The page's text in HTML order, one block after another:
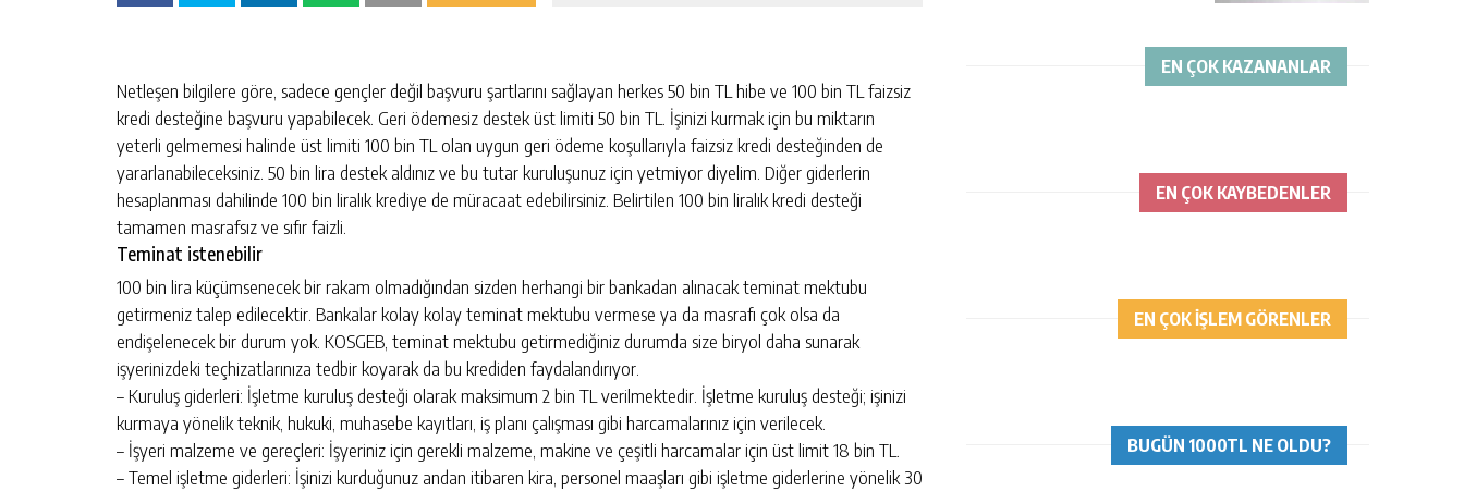
Netleşen bilgilere göre, sadece gençler değil başvuru şartlarını sağlayan herkes 50 bin TL hibe ve 100 bin TL faizsiz
kredi desteğine başvuru yapabilecek. Geri ödemesiz destek üst limiti 50 bin TL. İşinizi kurmak için bu miktarın
yeterli gelmemesi halinde üst limiti 100 bin TL olan uygun geri ödeme koşullarıyla faizsiz kredi desteğinden de
yararlanabileceksiniz. 50 bin lira destek aldınız ve bu tutar kuruluşunuz için yetmiyor diyelim. Diğer giderlerin
hesaplanması dahilinde 100 bin liralık krediye de müracaat edebilirsiniz. Belirtilen 100 bin liralık kredi desteği
tamamen masrafsız ve sıfır faizli.
Teminat istenebilir
100 bin lira küçümsenecek bir rakam olmadığından sizden herhangi bir bankadan alınacak teminat mektubu
getirmeniz talep edilecektir. Bankalar kolay kolay teminat mektubu vermese ya da masrafı çok olsa da
endişelenecek bir durum yok. KOSGEB, teminat mektubu getirmediğiniz durumda size biryol daha sunarak
işyerinizdeki teçhizatlarınıza tedbir koyarak da bu krediden faydalandırıyor.
– Kuruluş giderleri: İşletme kuruluş desteği olarak maksimum 2 bin TL verilmektedir. İşletme kuruluş desteği; işinizi
kurmaya yönelik teknik, hukuki, muhasebe kayıtları, iş planı çalışması gibi harcamalarınız için verilecek.
– İşyeri malzeme ve gereçleri: İşyeriniz için gerekli malzeme, makine ve çeşitli harcamalar için üst limit 18 bin TL.
– Temel işletme giderleri: İşinizi kurduğunuz andan itibaren kira, personel maaşları gibi işletme giderlerine yönelik 30
EN ÇOK KAZANANLAR
EN ÇOK KAYBEDENLER
EN ÇOK İŞLEM GÖRENLER
BUGÜN 1000TL NE OLDU?